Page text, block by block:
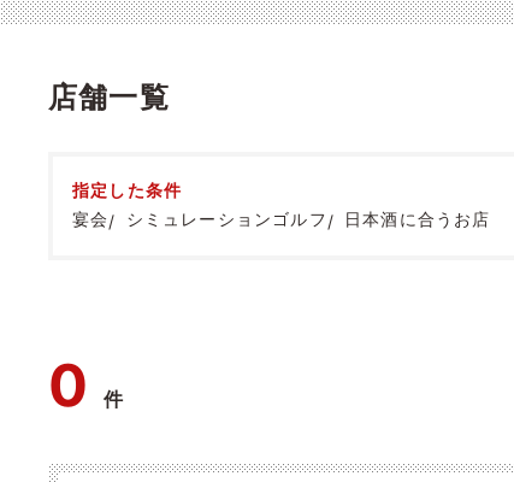
店舗一覧
指定した条件
宴会
シミュレーションゴルフ 日本酒に合うお店
0件